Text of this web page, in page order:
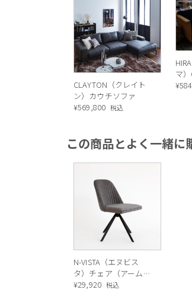
CLAYTON（クレイト
ン）カウチソファ
¥569,800 税込
マ
ラメ
¥
この商品とよく一緒に
N-VISTA（エヌビス
タ）チェア（アーム
無）グレー
¥29,920 税込